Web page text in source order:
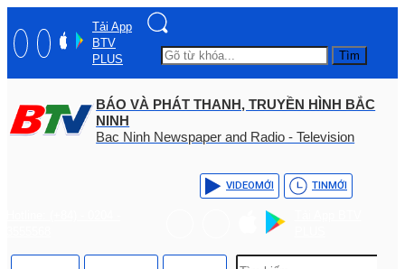
Tải App
BTV
PLUS
Tìm
BÁO VÀ PHÁT THANH, TRUYỀN HÌNH BẮC
NINH
Bac Ninh Newspaper and Radio - Television
VIDEOMỚI TINMỚI